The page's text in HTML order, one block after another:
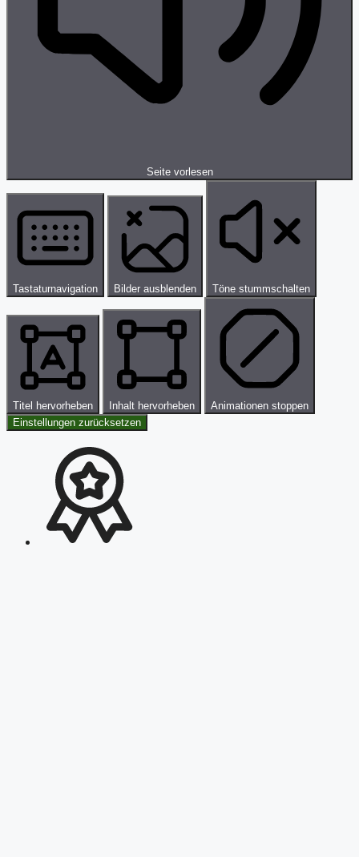
Seite vorlesen
Tastaturnavigation Bilder ausblenden Töne stummschalten
Titel hervorheben Inhalt hervorheben
Animationen stoppen
Einstellungen zurücksetzen